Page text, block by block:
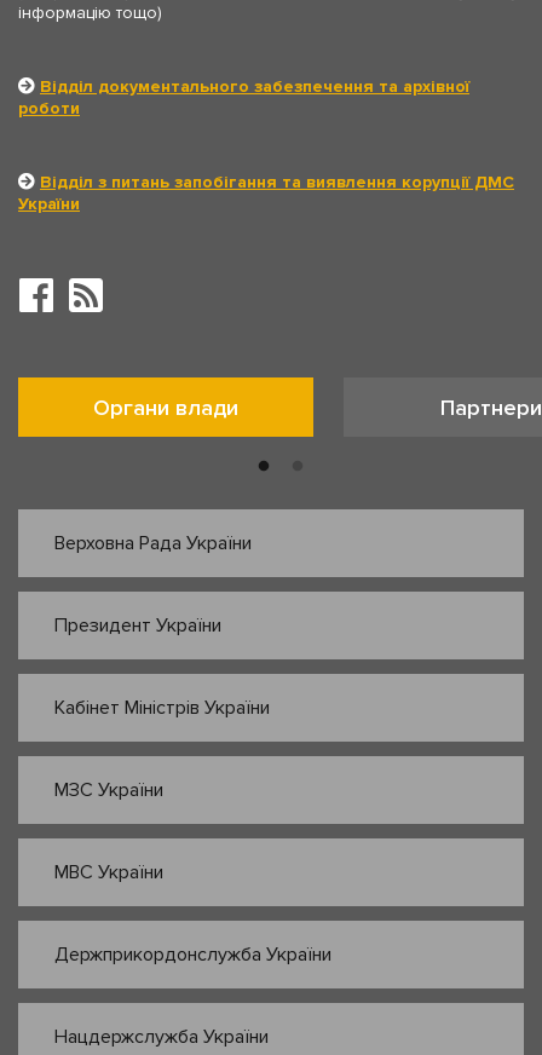
інформацію тощо)
Відділ документального забезпечення та архівної
роботи
Відділ з питань запобігання та виявлення корупції ДМС
України
Органи влади Партнери
Верховна Рада України
Президент України
Кабінет Міністрів України
МЗС України
МВС України
Держприкордонслужба України
Нацдержслужба України